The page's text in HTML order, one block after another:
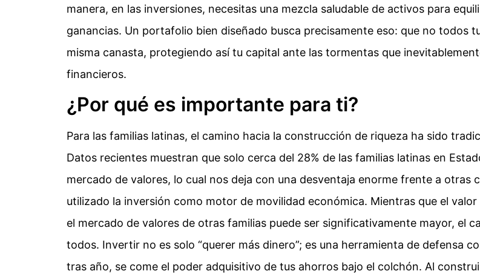
manera, en las inversiones, necesitas una mezcla saludable de activos para
ganancias. Un portafolio bien diseñado busca precisamente eso: que no todos
misma canasta, protegiendo así tu capital ante las tormentas que
financieros.
¿Por qué es importante para ti?
Para las familias latinas, el camino hacia la construcción de riqueza ha sido
Datos recientes muestran que solo cerca del 28% de las familias latinas en
mercado de valores, lo cual nos deja con una desventaja enorme frente a otras
utilizado la inversión como motor de movilidad económica. Mientras que el
el mercado de valores de otras familias puede ser significativamente mayor, el
todos. Invertir no es solo “querer más dinero”; es una herramienta de defensa
tras año, se come el poder adquisitivo de tus ahorros bajo el colchón. Al